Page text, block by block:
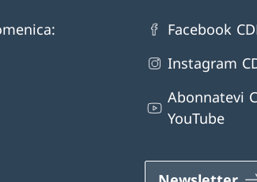
Facebook
Instagram
Abonnatevi
YouTube